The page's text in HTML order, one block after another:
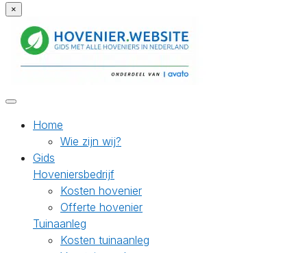
×
Home
Wie zijn wij?
Gids
Hoveniersbedrijf
Kosten hovenier
Offerte hovenier
Tuinaanleg
Kosten tuinaanleg